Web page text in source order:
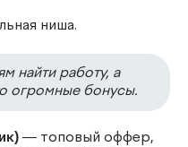
ниша.
найти работу, а
огромные бонусы.
— топовый оффер,